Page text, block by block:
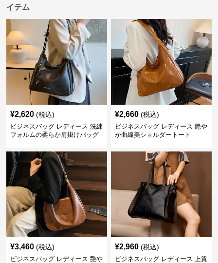
イテム
¥2,620 (税込)
ビジネスバッグ レディース 洗練
フォルムの柔らか肩掛けバッグ
¥2,660 (税込)
ビジネスバッグ レディース 艶や
か曲線美ショルダートート
¥3,460 (税込)
ビジネスバッグ レディース 艶や
¥2,960 (税込)
ビジネスバッグ レディース 上質